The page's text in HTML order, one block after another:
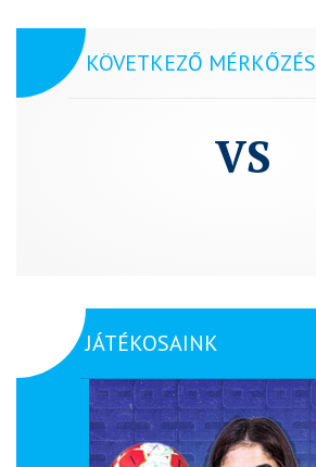
KÖVETKEZŐ MÉRKŐZÉS
VS
JÁTÉKOSAINK